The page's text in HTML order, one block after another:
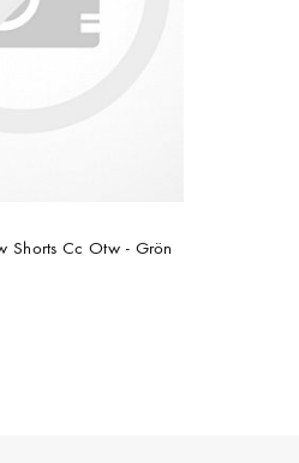
Shorts Cc Otw - Grön